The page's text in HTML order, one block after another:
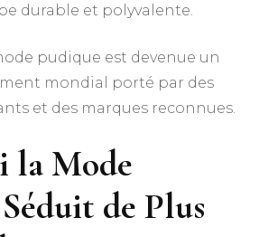
durable et polyvalente.
pudique est devenue un
mondial porté par des
et des marques reconnues.
la Mode
de Plus